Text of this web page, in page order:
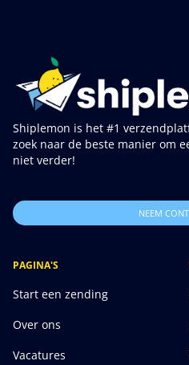
Shiplemon is het #1
zoek naar de beste manier om
niet verder!
NEEM
PAGINA'S
Start een zending
Over ons
Vacatures